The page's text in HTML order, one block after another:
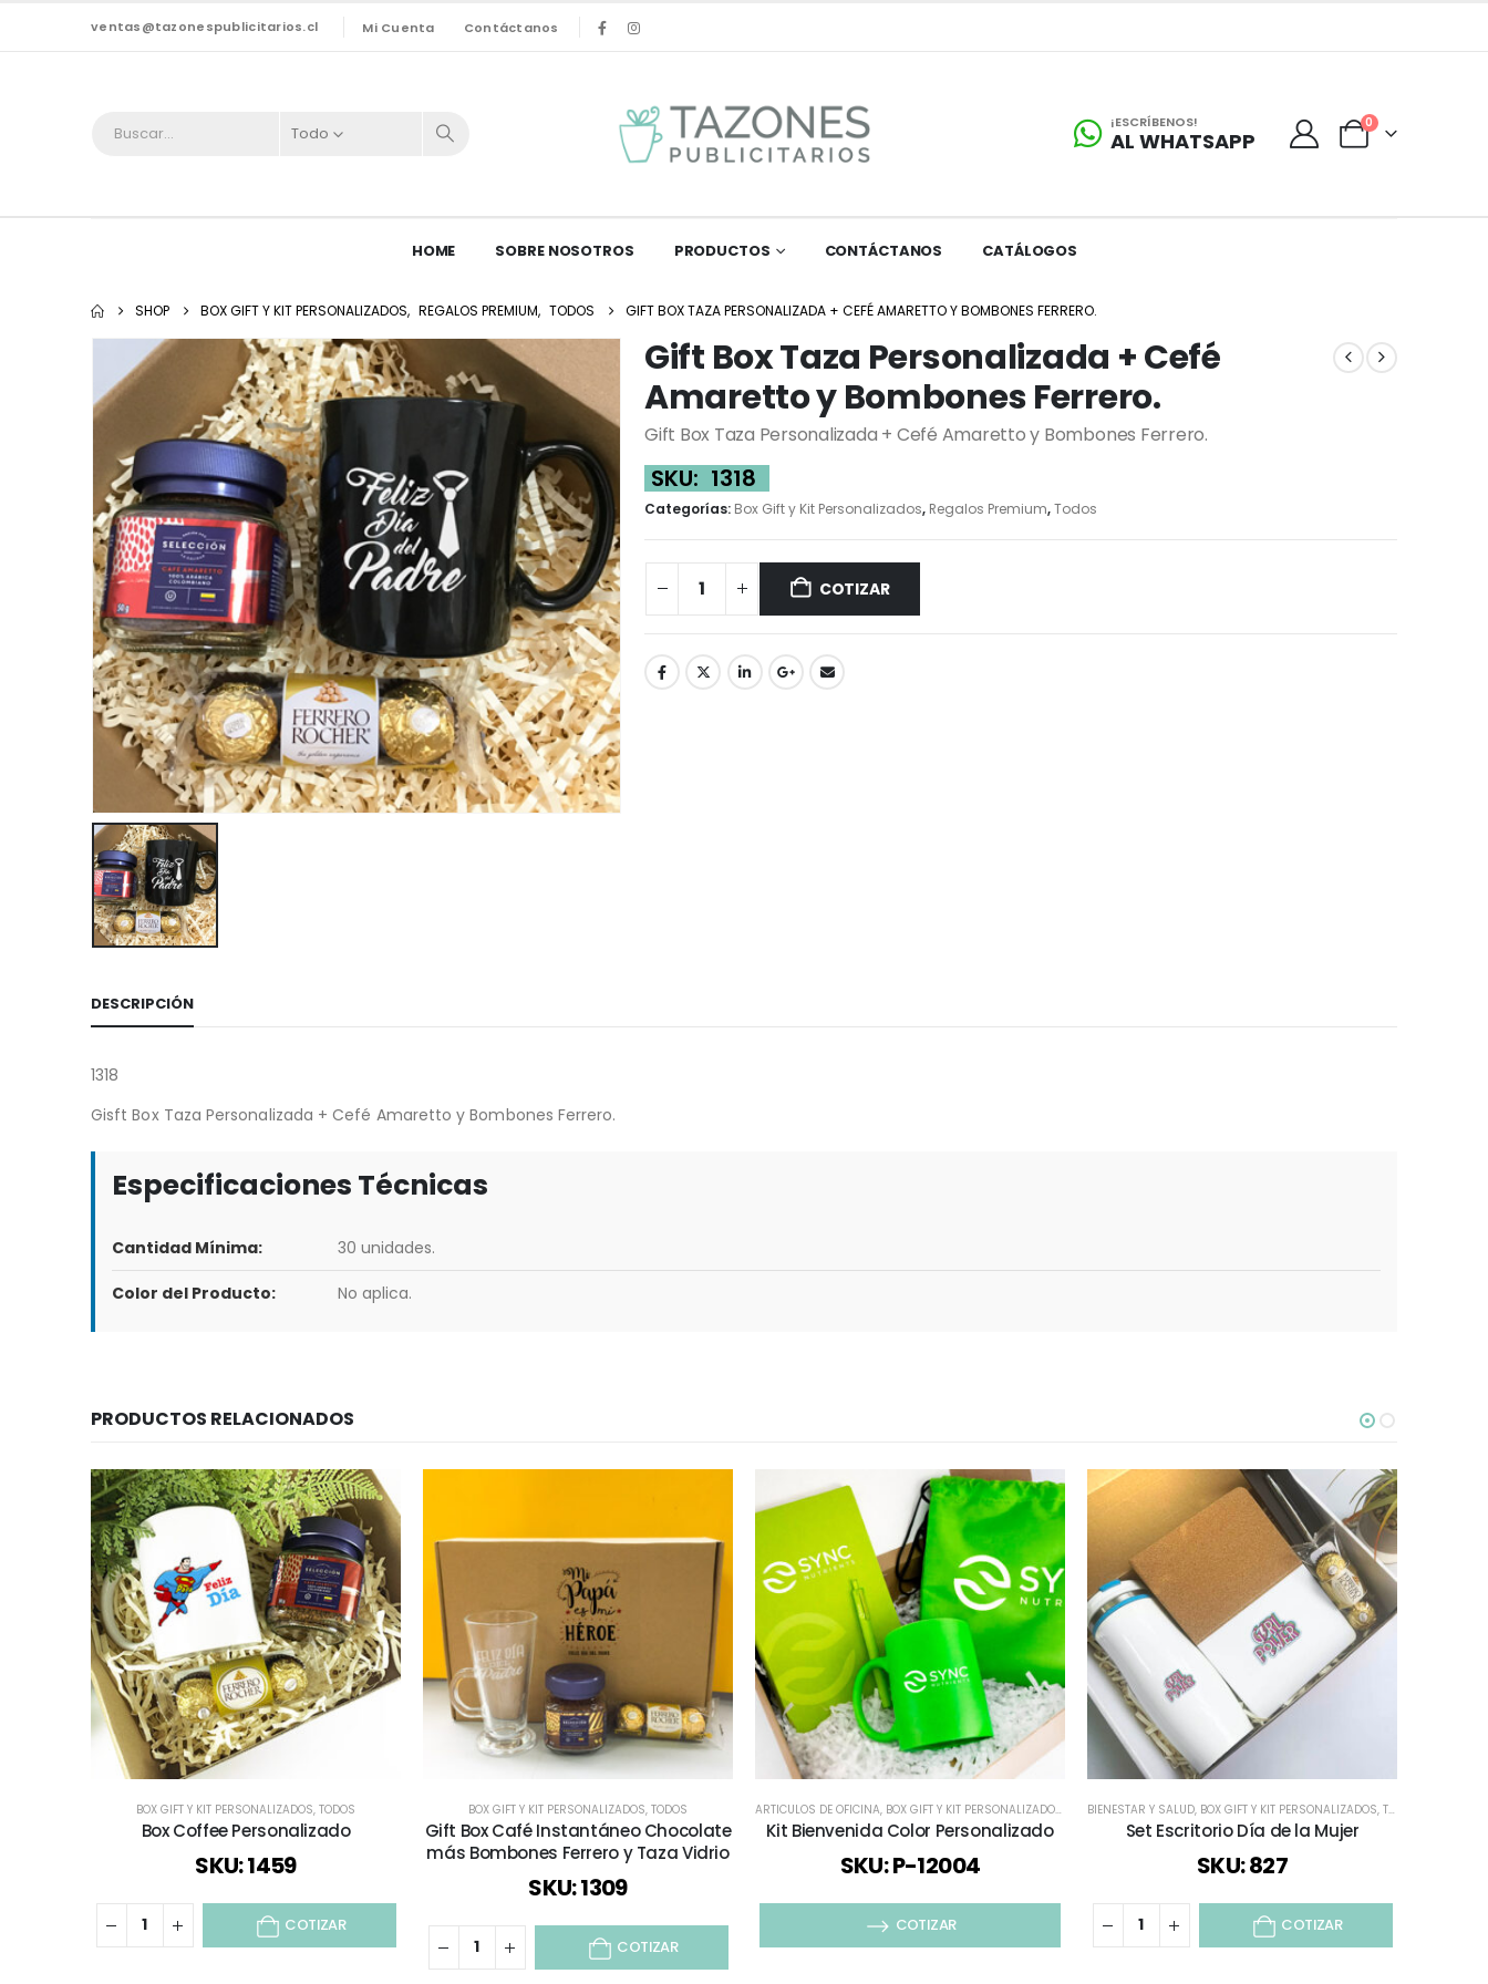
ventas@tazonespublicitarios.cl Mi Cuenta Contáctanos
Todo
¡ESCRÍBENOS!
AL WHATSAPP
0
HOME SOBRE NOSOTROS PRODUCTOS CONTÁCTANOS CATÁLOGOS
SHOP BOX GIFT Y KIT PERSONALIZADOS, REGALOS PREMIUM, TODOS GIFT BOX TAZA PERSONALIZADA + CEFÉ AMARETTO Y BOMBONES FERRERO.
Gift Box Taza Personalizada + Cefé
Amaretto y Bombones Ferrero.
Gift Box Taza Personalizada + Cefé Amaretto y Bombones Ferrero.
SKU: 1318
Categorías: Box Gift y Kit Personalizados, Regalos Premium,Todos
COTIZAR
DESCRIPCIÓN
1318
Gisft Box Taza Personalizada + Cefé Amaretto y Bombones Ferrero.
Especificaciones Técnicas
Cantidad Mínima: 30 unidades.
Color del Producto: No aplica.
PRODUCTOS RELACIONADOS
BOX GIFT Y KIT PERSONALIZADOS, TODOS
Box Coffee Personalizado
SKU: 1459
COTIZAR
BOX GIFT Y KIT PERSONALIZADOS, TODOS
Gift Box Café Instantáneo Chocolate
más Bombones Ferrero y Taza Vidrio
SKU: 1309
COTIZAR
ARTICULOS DE OFICINA, BOX GIFT Y KIT PERSONALIZADOS ESCRITORIO,MOCHILAS Y BOLSOS , MORRALES
Kit Bienvenida Color Personalizado
SKU: P-12004
COTIZAR
BIENESTAR Y SALUD, BOX GIFT Y KIT PERSONALIZADOS, TODOS
Set Escritorio Día de la Mujer
SKU: 827
COTIZAR